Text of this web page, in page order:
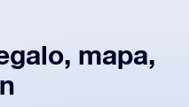
mapa,